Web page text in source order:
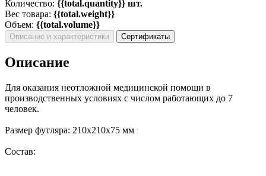
Количество: {{total.quantity}} шт.
Вес товара: {{total.weight}}
Объем: {{total.volume}}
Описание и характеристики Сертификаты
Описание
Для оказания неотложной медицинской помощи в
производственных условиях с числом работающих до 7
человек.
Размер футляра: 210х210х75 мм
Состав: